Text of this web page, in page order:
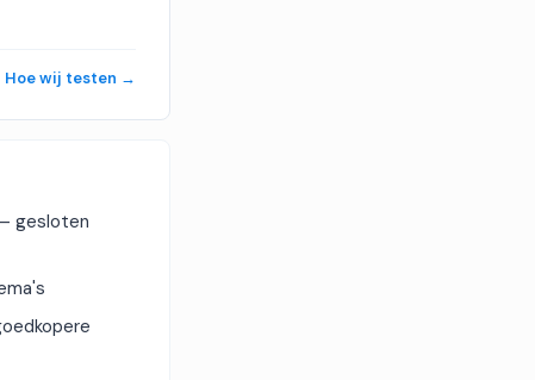
Hoe wij testen →
gesloten